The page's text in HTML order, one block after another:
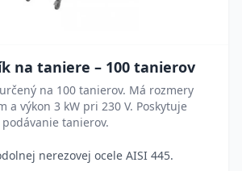
na taniere – 100 tanierov
na 100 tanierov. Má rozmery
a výkon 3 kW pri 230 V. Poskytuje
tanierov.
nerezovej ocele AISI 445.